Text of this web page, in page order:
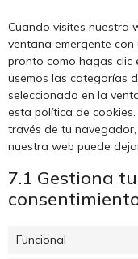
Cuando visites nuestra
ventana emergente con
pronto como hagas clic
usemos las categorías
seleccionado en la
esta política de
través de tu
nuestra web puede
7.1 Gestiona
Funcional